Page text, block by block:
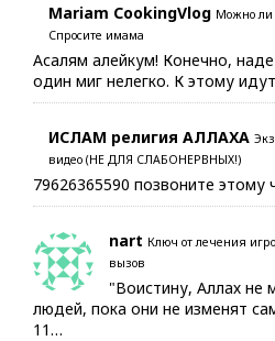
Mariam CookingVlog Можно ли
Спросите имама
Асалям алейкум! Конечно,
один миг нелегко. К этому
ИСЛАМ религия АЛЛАХА
видео (НЕ ДЛЯ СЛАБОНЕРВНЫХ!)
79626365590 позвоните этому
nart Ключ от лечения
вызов
"Воистину, Аллах не
людей, пока они не изменят
11…